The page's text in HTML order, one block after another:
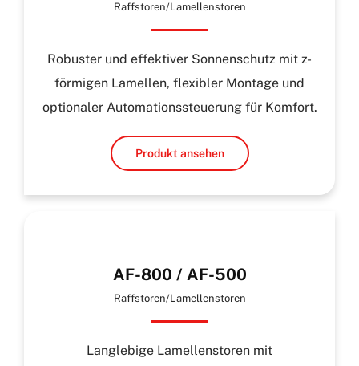
Raffstoren/Lamellenstoren
Robuster und effektiver Sonnenschutz mit z-
förmigen Lamellen, flexibler Montage und
optionaler Automationssteuerung für Komfort.
Produkt ansehen
AF-800 / AF-500
Raffstoren/Lamellenstoren
Langlebige Lamellenstoren mit